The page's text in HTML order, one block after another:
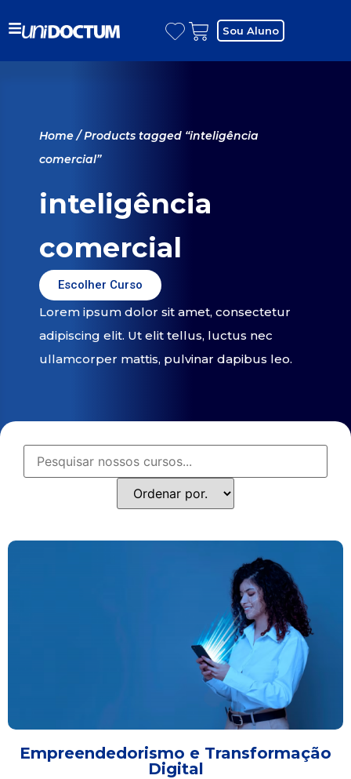
Sou Aluno
Home/ Products tagged “inteligência
comercial”
inteligência
comercial
Escolher Curso
Lorem ipsum dolor sit amet, consectetur
adipiscing elit. Ut elit tellus, luctus nec
ullamcorper mattis, pulvinar dapibus leo.
Empreendedorismo e Transformação
Digital